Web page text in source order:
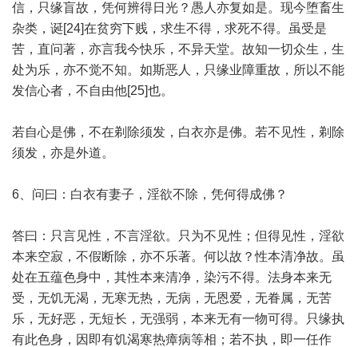
信，只缘盲故，凭何辨得日光？愚人亦复如是。现今堕畜生
杂类，诞[24]在贫穷下贱，求生不得，求死不得。虽受是
苦，直问著，亦言我今快乐，不异天堂。故知一切众生，生
处为乐，亦不觉不知。如斯恶人，只缘业障重故，所以不能
发信心者，不自由他[25]也。
若自心是佛，不在剃除须发，白衣亦是佛。若不见性，剃除
须发，亦是外道。
6、问曰：白衣有妻子，淫欲不除，凭何得成佛？
答曰：只言见性，不言淫欲。只为不见性；但得见性，淫欲
本来空寂，不假断除，亦不乐著。何以故？性本清净故。虽
处在五蕴色身中，其性本来清净，染污不得。法身本来无
受，无饥无渴，无寒无热，无病，无恩爱，无眷属，无苦
乐，无好恶，无短长，无强弱，本来无有一物可得。只缘执
有此色身，因即有饥渴寒热瘴病等相；若不执，即一任作